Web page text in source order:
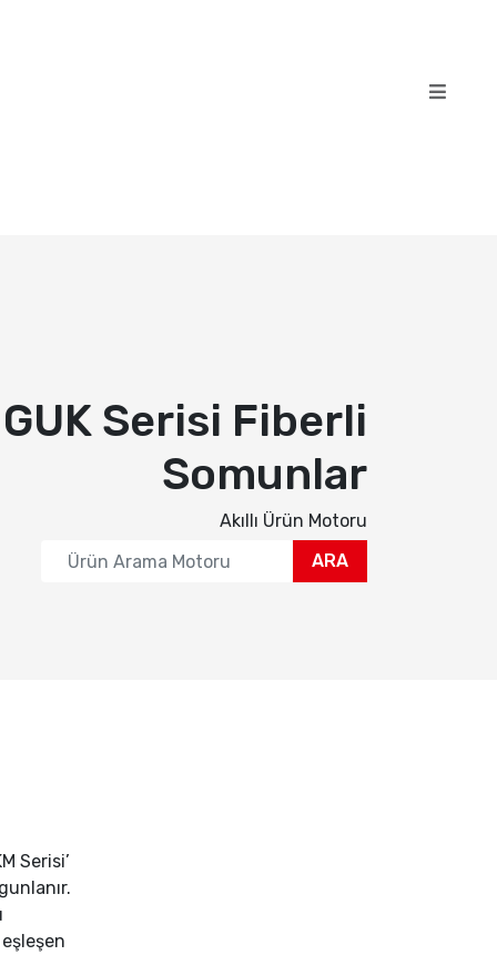
GUK Serisi Fiberli
Somunlar
Akıllı Ürün Motoru
ARA
Serisi’